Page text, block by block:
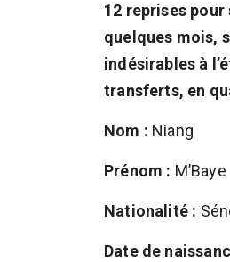
12 reprises
quelques mois,
indésirables à
transferts, en
Nom : Niang
Prénom : M’Baye
Nationalité :
Date de